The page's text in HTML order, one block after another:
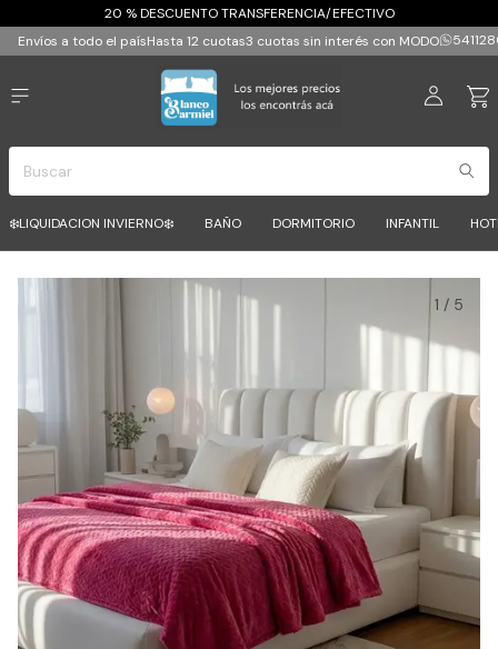
20 % DESCUENTO TRANSFERENCIA/EFECTIVO
Envíos a todo el paísHasta 12 cuotas3 cuotas sin interés con MODO
❄️LIQUIDACION INVIERNO❄️ BAÑO DORMITORIO INFANTIL
1 / 5